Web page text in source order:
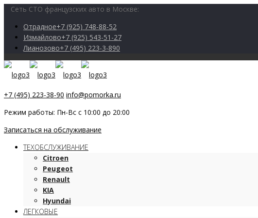
Сеть СТО французских авто в Москве:
Отрадное+7 (925) 748-88-52
Измайлово+7 (925) 543-51-27
Лианозово+7 (495) 223-3-890
+7 (495) 223-38-90 info@pomorka.ru
Режим работы: Пн-Вс с 10:00 до 20:00
Записаться на обслуживание
ТЕХОБСЛУЖИВАНИЕ
Citroen
Peugeot
Renault
KIA
Hyundai
ЛЕГКОВЫЕ